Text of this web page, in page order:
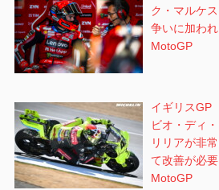
ク・マルケ
争いに加われ
MotoGP
イギリス
ビオ・ディ
リリアが非
て改善が必要
MotoGP